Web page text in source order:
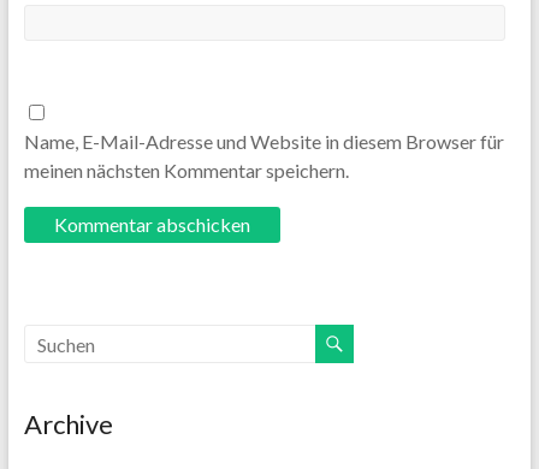
Name, E-Mail-Adresse und Website in diesem Browser für
meinen nächsten Kommentar speichern.
Archive